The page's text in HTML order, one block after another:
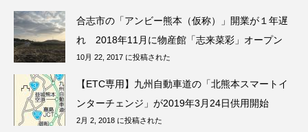
合志市の「アンビー熊本（仮称）」開業が１年遅
れ 2018年11月に物産館「志来菜彩」オープン
10月 22, 2017 に投稿された
【ETC専用】九州自動車道の「北熊本スマートイ
ンターチェンジ」が2019年3月24日供用開始
2月 2, 2018 に投稿された